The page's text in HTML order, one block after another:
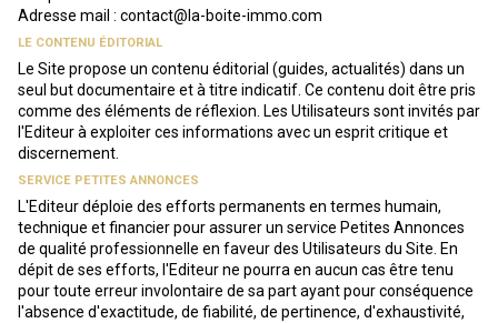
Adresse mail : contact@la-boite-immo.com
LE CONTENU ÉDITORIAL
Le Site propose un contenu éditorial (guides, actualités) dans un
seul but documentaire et à titre indicatif. Ce contenu doit être pris
comme des éléments de réflexion. Les Utilisateurs sont invités par
l'Editeur à exploiter ces informations avec un esprit critique et
discernement.
SERVICE PETITES ANNONCES
L'Editeur déploie des efforts permanents en termes humain,
technique et financier pour assurer un service Petites Annonces
de qualité professionnelle en faveur des Utilisateurs du Site. En
dépit de ses efforts, l'Editeur ne pourra en aucun cas être tenu
pour toute erreur involontaire de sa part ayant pour conséquence
l'absence d'exactitude, de fiabilité, de pertinence, d'exhaustivité,